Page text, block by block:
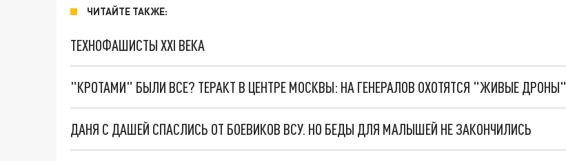
ЧИТАЙТЕ ТАКЖЕ:
ТЕХНОФАШИСТЫ XXI ВЕКА
"КРОТАМИ" БЫЛИ ВСЕ? ТЕРАКТ В ЦЕНТРЕ МОСКВЫ: НА ГЕНЕРАЛОВ ОХОТЯТСЯ "ЖИВЫЕ ДРОНЫ"
ДАНЯ С ДАШЕЙ СПАСЛИСЬ ОТ БОЕВИКОВ ВСУ. НО БЕДЫ ДЛЯ МАЛЫШЕЙ НЕ ЗАКОНЧИЛИСЬ